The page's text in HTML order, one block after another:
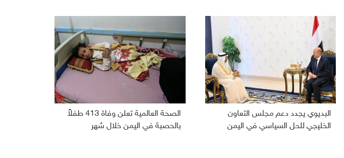
البديوي يجدد دعم مجلس التعاون
الخليجي للحل السياسي في اليمن
الصحة العالمية تعلن وفاة 413 طفلاً
بالحصبة في اليمن خلال شهر